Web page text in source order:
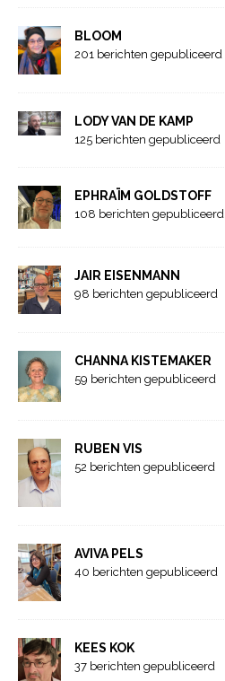
BLOOM
201 berichten gepubliceerd
LODY VAN DE KAMP
125 berichten gepubliceerd
EPHRAÏM GOLDSTOFF
108 berichten gepubliceerd
JAIR EISENMANN
98 berichten gepubliceerd
CHANNA KISTEMAKER
59 berichten gepubliceerd
RUBEN VIS
52 berichten gepubliceerd
AVIVA PELS
40 berichten gepubliceerd
KEES KOK
37 berichten gepubliceerd